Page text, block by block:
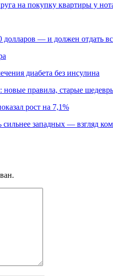
на покупку квартиры у
— и должен отдать
диабета без инсулина
новые правила, старые
рост на 7,1%
сильнее западных — взгляд